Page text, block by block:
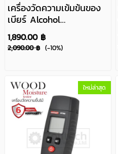
เครื่องวัดความเข้มข้นของ
เบียร์ Alcohol
Refractometer รุ่น Re-
Beer-113-32
1,890.00 ฿
2,090.00 ฿ (-10%)
ใหม่ล่าสุด